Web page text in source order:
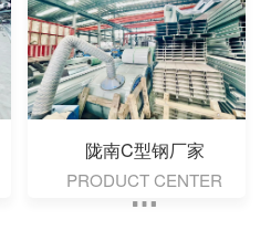
陇南C型钢厂家
PRODUCT CENTER